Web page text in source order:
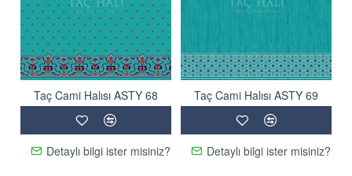
Taç Cami Halısı ASTY 68
Detaylı bilgi ister misiniz?
Taç Cami Halısı ASTY 69
Detaylı bilgi ister misiniz?